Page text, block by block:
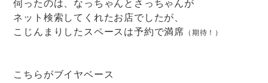
伺ったのは、なっちゃんとさっちゃんが
ネット検索してくれたお店でしたが、
こじんまりしたスペースは予約で満席 （期待！）
こちらがブイヤベース